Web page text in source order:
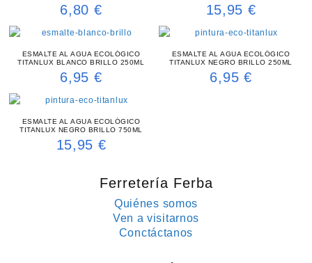
6,80 € 15,95 €
ESMALTE AL AGUA ECOLÓGICO
TITANLUX BLANCO BRILLO 250ML
6,95 €
ESMALTE AL AGUA ECOLÓGICO
TITANLUX NEGRO BRILLO 250ML
6,95 €
ESMALTE AL AGUA ECOLÓGICO
TITANLUX NEGRO BRILLO 750ML
15,95 €
Ferretería Ferba
Quiénes somos
Ven a visitarnos
Conctáctanos